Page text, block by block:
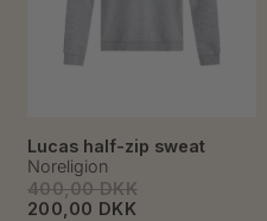
Lucas half-zip sweat
400,00 DKK
200,00 DKK
Noreligion